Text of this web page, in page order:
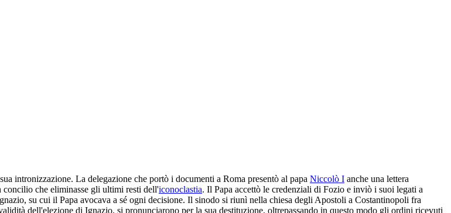
intronizzazione. La delegazione che portò i documenti a Roma presentò al papa Niccolò I anche una lettera
che eliminasse gli ultimi resti dell'iconoclastia. Il Papa accettò le credenziali di Fozio e inviò i suoi legati a
su cui il Papa avocava a sé ogni decisione. Il sinodo si riunì nella chiesa degli Apostoli a Costantinopoli fra
dell'elezione di Ignazio, si pronunciarono per la sua destituzione, oltrepassando in questo modo gli ordini ricevuti